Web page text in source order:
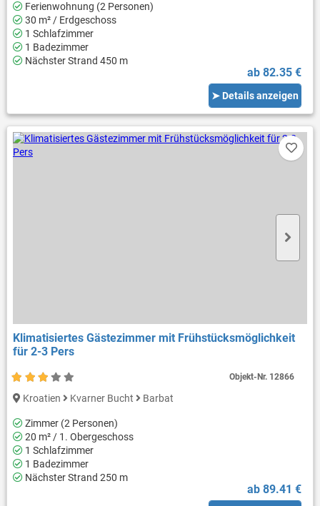
Ferienwohnung (2 Personen)
30 m² / Erdgeschoss
1 Schlafzimmer
1 Badezimmer
Nächster Strand 450 m
ab 82.35 €
➤ Details anzeigen
Klimatisiertes Gästezimmer mit Frühstücksmöglichkeit
für 2-3 Pers
Kroatien Kvarner Bucht Barbat
Zimmer (2 Personen)
20 m² / 1. Obergeschoss
1 Schlafzimmer
1 Badezimmer
Nächster Strand 250 m
ab 89.41 €
Objekt-Nr. 12866